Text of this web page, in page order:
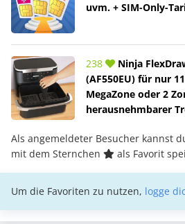
uvm. + SIM-Only-
238
Ninja
(AF550EU) für nur
MegaZone oder 2
herausnehmbarer
Als angemeldeter Besucher kannst
mit dem Sternchen
als Favorit
Um die Favoriten zu nutzen, logge